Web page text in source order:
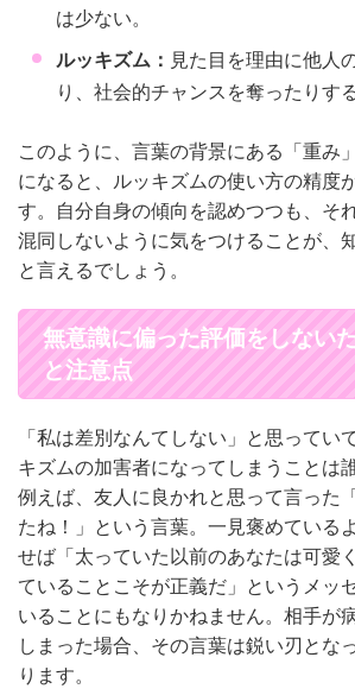
は少ない。
ルッキズム： 見た目を理由に他人
り、社会的チャンスを奪ったりす
このように、言葉の背景にある「重み
になると、ルッキズムの使い方の精度
す。自分自身の傾向を認めつつも、そ
混同しないように気をつけることが、
と言えるでしょう。
無意識に偏った評価をしない
と注意点
「私は差別なんてしない」と思ってい
キズムの加害者になってしまうことは
例えば、友人に良かれと思って言った
たね！」という言葉。一見褒めている
せば「太っていた以前のあなたは可愛
ていることこそが正義だ」というメッ
いることにもなりかねません。相手が
しまった場合、その言葉は鋭い刃とな
ります。